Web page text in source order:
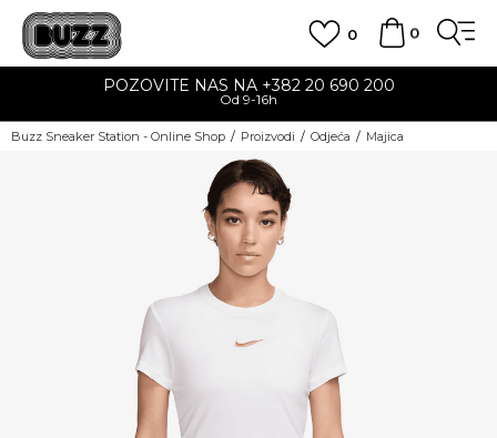
0
0
POZOVITE NAS NA +382 20 690 200
Od 9-16h
Buzz Sneaker Station - Online Shop Proizvodi Odjeća Majica